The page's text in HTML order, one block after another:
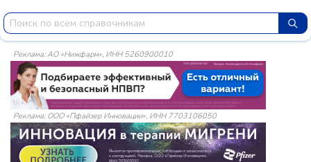
Реклама: АО «Нижфарм», ИНН 5260900010
Реклама: ООО «Пфайзер Инновации», ИНН 7703106050